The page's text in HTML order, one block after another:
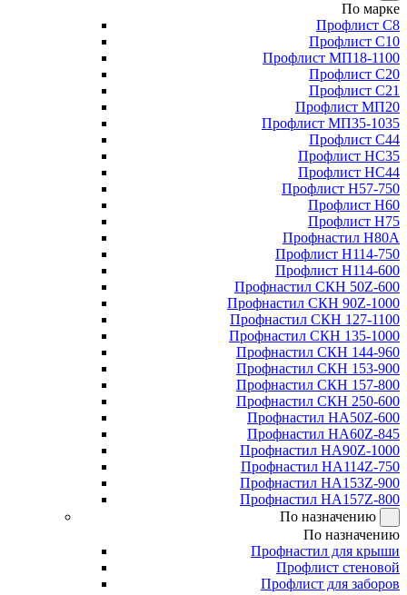
По марке
Профлист С8
Профлист С10
Профлист МП18-1100
Профлист С20
Профлист С21
Профлист МП20
Профлист МП35-1035
Профлист С44
Профлист НС35
Профлист НС44
Профлист Н57-750
Профлист Н60
Профлист Н75
Профнастил Н80А
Профлист Н114-750
Профлист Н114-600
Профнастил СКН 50Z-600
Профнастил СКН 90Z-1000
Профнастил СКН 127-1100
Профнастил СКН 135-1000
Профнастил СКН 144-960
Профнастил СКН 153-900
Профнастил СКН 157-800
Профнастил СКН 250-600
Профнастил НА50Z-600
Профнастил НА60Z-845
Профнастил НА90Z-1000
Профнастил НА114Z-750
Профнастил НА153Z-900
Профнастил НА157Z-800
По назначению
По назначению
Профнастил для крыши
Профлист стеновой
Профлист для заборов